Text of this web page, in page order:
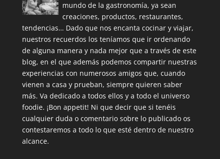
mundo de la gastronomía, ya sean
creaciones, productos, restaurantes,
tendencias… Dado que nos encanta cocinar y viajar,
nuestros recuerdos los teníamos que ir ordenando
de alguna manera y nada mejor que a través de este
blog, en el que además podemos compartir nuestras
experiencias con numerosos amigos que, cuando
vienen a casa y prueban, siempre quieren saber
más. Va dedicado a todos ellos y a todo el universo
foodie. ¡Bon appetit! Ni que decir que si tenéis
cualquier duda o comentario sobre lo publicado os
contestaremos a todo lo que esté dentro de nuestro
alcance.